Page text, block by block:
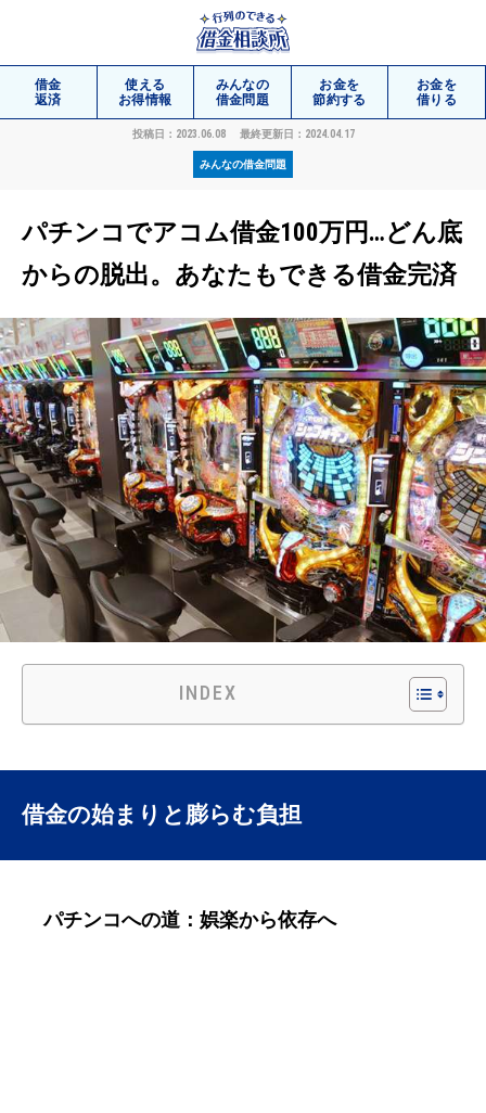
借金
返済
使える
お得情報
みんなの
借金問題
お金を
節約する
お金を
借りる
投稿日：2023.06.08 最終更新日：2024.04.17
みんなの借金問題
パチンコでアコム借金100万円…どん底
からの脱出。あなたもできる借金完済
INDEX
借金の始まりと膨らむ負担
パチンコへの道：娯楽から依存へ